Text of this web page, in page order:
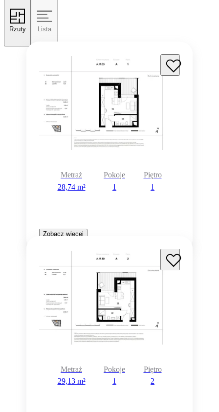
Rzuty Lista
Metraż
28,74 m²
Pokoje
1
Piętro
1
Zobacz więcej
Metraż
29,13 m²
Pokoje
1
Piętro
2